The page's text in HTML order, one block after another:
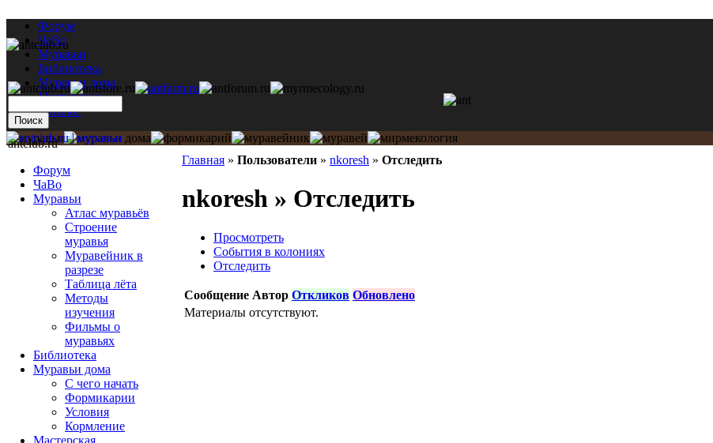
Форум
ЧаВо
Муравьи
Библиотека
Муравьи дома
Мастерская
Каталог
Главная » Пользователи » nkoresh » Отследить
nkoresh » Отследить
Просмотреть
События в колониях
Отследить
Сообщение Автор Откликов Обновлено
Материалы отсутствуют.
antclub.ru
Форум
ЧаВо
Муравьи
Атлас муравьёв
Строение
муравья
Муравейник в
разрезе
Таблица лёта
Методы
изучения
Фильмы о
муравьях
Библиотека
Муравьи дома
С чего начать
Формикарии
Условия
Кормление
Мастерская